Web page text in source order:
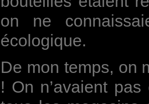
on ne
écologique.
De mon temps, on
! On n’avaient pas